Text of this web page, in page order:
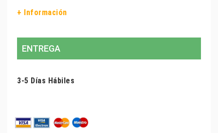
+ Información
ENTREGA
3-5 Días Hábiles